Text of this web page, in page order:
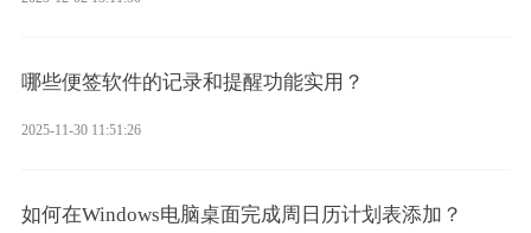
哪些便签软件的记录和提醒功能实用？
2025-11-30 11:51:26
如何在Windows电脑桌面完成周日历计划表添加？